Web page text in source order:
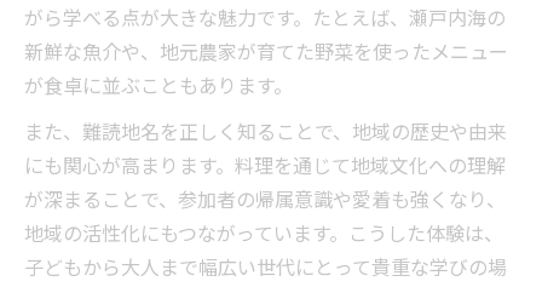
がら学べる点が大きな魅力です。たとえば、瀬戸内海の
新鮮な魚介や、地元農家が育てた野菜を使ったメニュー
が食卓に並ぶこともあります。
また、難読地名を正しく知ることで、地域の歴史や由来
にも関心が高まります。料理を通じて地域文化への理解
が深まることで、参加者の帰属意識や愛着も強くなり、
地域の活性化にもつながっています。こうした体験は、
子どもから大人まで幅広い世代にとって貴重な学びの場